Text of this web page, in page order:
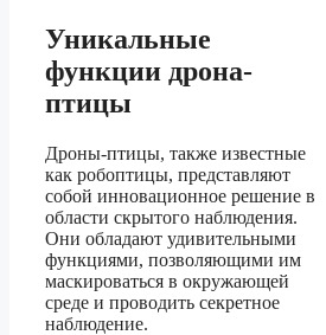
Уникальные
функции дрона-
птицы
Дроны-птицы, также известные
как робоптицы, представляют
собой инновационное решение в
области скрытого наблюдения.
Они обладают удивительными
функциями, позволяющими им
маскироваться в окружающей
среде и проводить секретное
наблюдение.